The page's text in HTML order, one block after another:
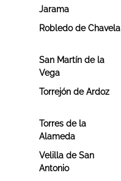
Jarama
Robledo de Chavela
San Martín de la
Vega
Torrejón de Ardoz
Torres de la
Alameda
Velilla de San
Antonio